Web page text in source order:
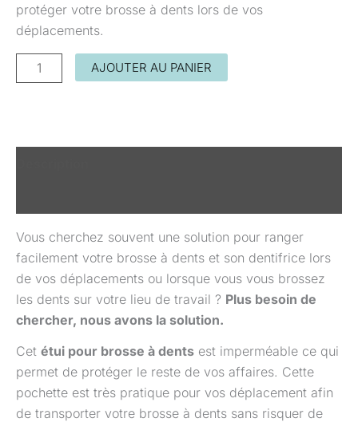
protéger votre brosse à dents lors de vos
déplacements.
AJOUTER AU PANIER
Vous cherchez souvent une solution pour ranger
facilement votre brosse à dents et son dentifrice lors
de vos déplacements ou lorsque vous vous brossez
les dents sur votre lieu de travail ? Plus besoin de
chercher, nous avons la solution.
Cet étui pour brosse à dents est imperméable ce qui
permet de protéger le reste de vos affaires. Cette
pochette est très pratique pour vos déplacement afin
de transporter votre brosse à dents sans risquer de